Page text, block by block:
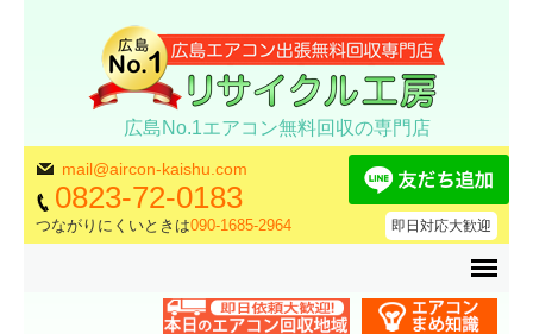
広島No.1エアコン無料回収の専門店
mail@aircon-kaishu.com
0823-72-0183
つながりにくいときは090-1685-2964 即日対応大歓迎